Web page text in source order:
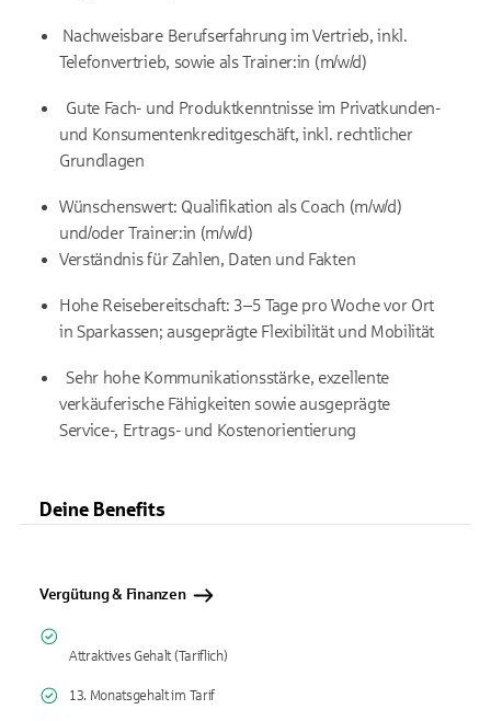
Nachweisbare Berufserfahrung im Vertrieb, inkl.
Telefonvertrieb, sowie als Trainer:in (m/w/d)
Gute Fach- und Produktkenntnisse im Privatkunden-
und Konsumentenkreditgeschäft, inkl. rechtlicher
Grundlagen
Wünschenswert: Qualifikation als Coach (m/w/d)
und/oder Trainer:in (m/w/d)
Verständnis für Zahlen, Daten und Fakten
Hohe Reisebereitschaft: 3–5 Tage pro Woche vor Ort
in Sparkassen; ausgeprägte Flexibilität und Mobilität
Sehr hohe Kommunikationsstärke, exzellente
verkäuferische Fähigkeiten sowie ausgeprägte
Service-, Ertrags- und Kostenorientierung
Deine Benefits
Vergütung & Finanzen
Attraktives Gehalt (Tariflich)
13. Monatsgehalt im Tarif